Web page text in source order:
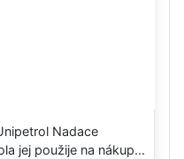
Nadace
jej použije na nákup...